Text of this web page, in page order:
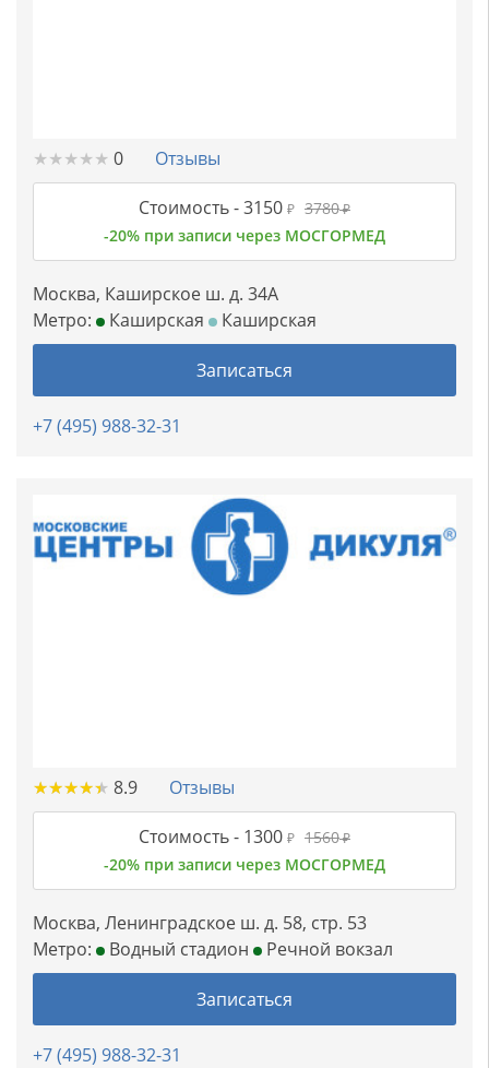
★★★★★
★★★★★ 0 Отзывы
Стоимость -3150 ₽ 3780₽
-20% при записи через МОСГОРМЕД
Москва, Каширское ш. д. 34А
Метро:
Каширская Каширская
Записаться
+7 (495) 988-32-31
★★★★★
★★★★★ 8.9 Отзывы
Стоимость - 1300 ₽ 1560₽
-20% при записи через МОСГОРМЕД
Москва, Ленинградское ш. д. 58, стр. 53
Метро:
Водный стадион Речной вокзал
Записаться
+7 (495) 988-32-31